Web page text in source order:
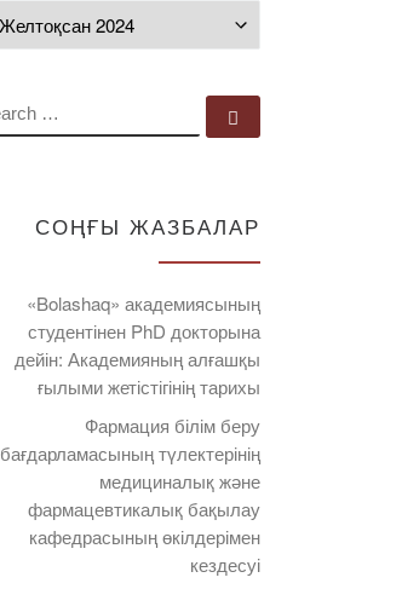
SEARCH
СОҢҒЫ ЖАЗБАЛАР
«Bolashaq» академиясының
студентінен PhD докторына
дейін: Академияның алғашқы
ғылыми жетістігінің тарихы
Фармация білім беру
бағдарламасының түлектерінің
медициналық және
фармацевтикалық бақылау
кафедрасының өкілдерімен
кездесуі